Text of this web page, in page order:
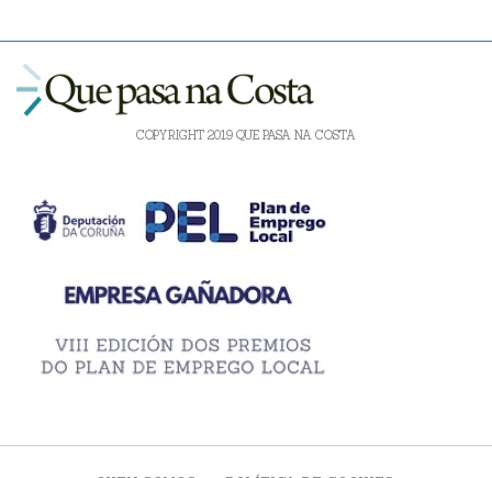
COPYRIGHT 2019 QUE PASA NA COSTA